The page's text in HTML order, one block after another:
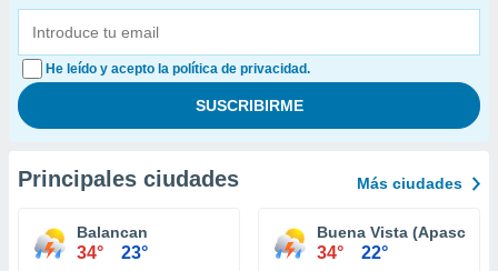
He leído y acepto la política de privacidad.
Principales ciudades Más ciudades
Balancan
34° 23°
Buena Vista (Apasco)
34° 22°